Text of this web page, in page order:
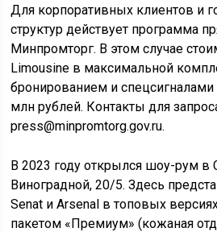
Для корпоративных клиентов и
структур действует программа
Минпромторг. В этом случае
Limousine в максимальной
бронированием и
млн рублей. Контакты для
press@minpromtorg.gov.ru.
В 2023 году открылся шоу-рум в
Виноградной, 20/5. Здесь
Senat и Arsenal в топовых
пакетом «Премиум» (кожаная